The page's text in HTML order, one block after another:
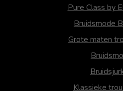
Pure Class by
Bruidsmode
Grote maten
Klassieke